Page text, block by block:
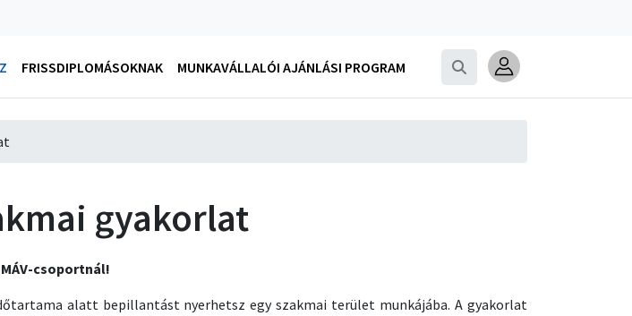
FRISSDIPLOMÁSOKNAK MUNKAVÁLLALÓI AJÁNLÁSI PROGRAM
gyakorlat
csoportnál!
alatt bepillantást nyerhetsz egy szakmai terület munkájába. A gyakorlat